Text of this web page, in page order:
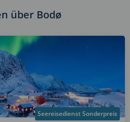
über Bodø
Seereisedienst Sonderpreis